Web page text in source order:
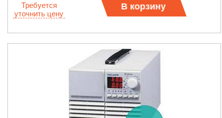
Требуется
уточнить цену
В корзину